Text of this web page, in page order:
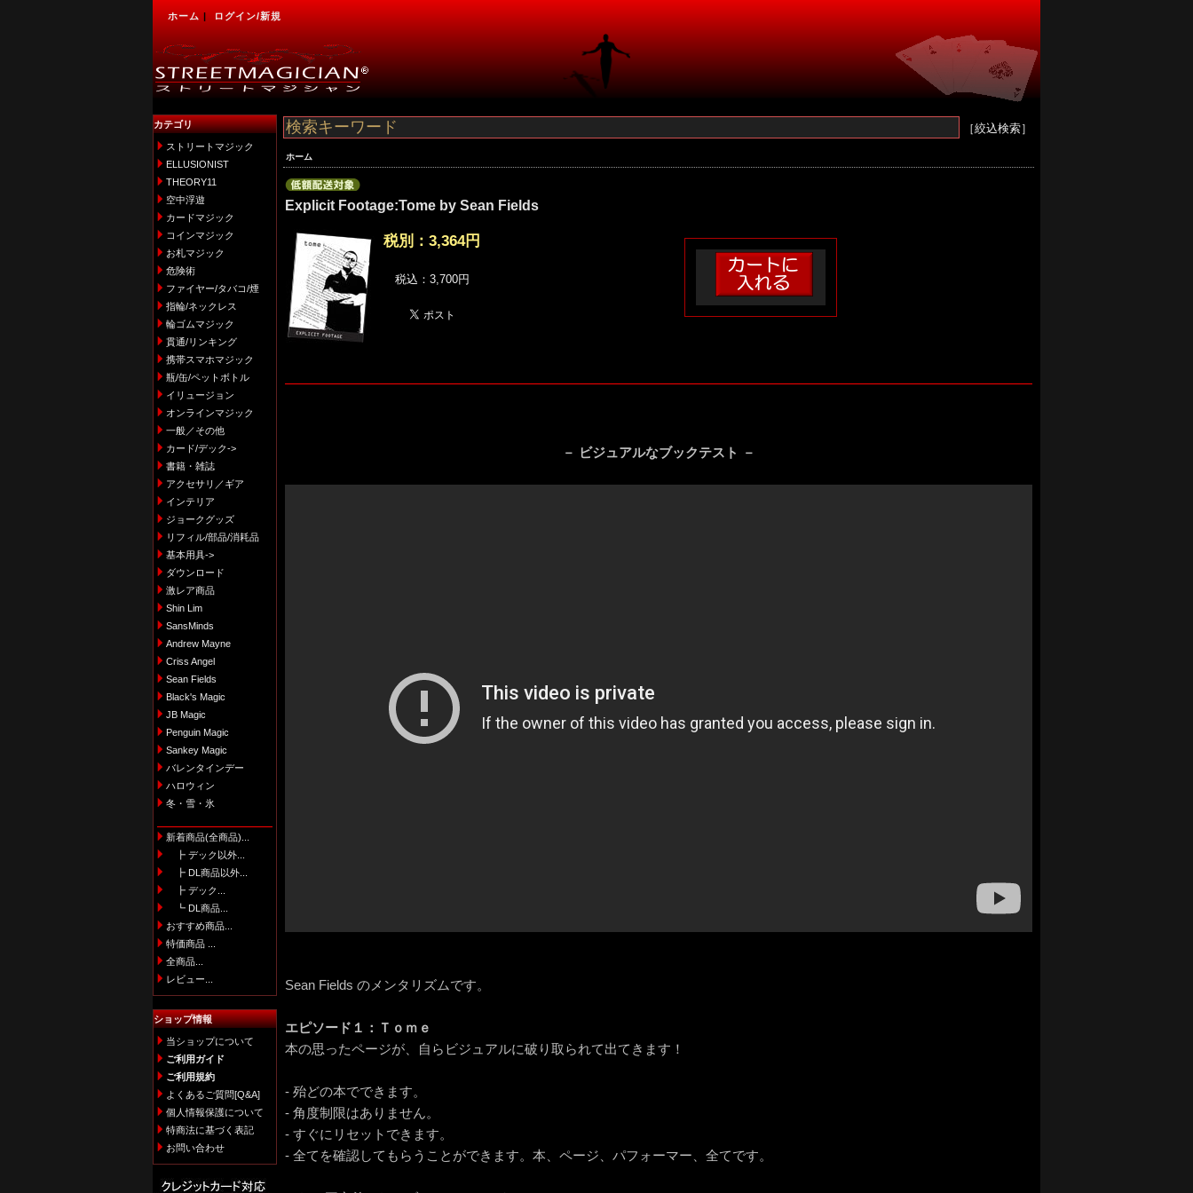
ホーム | ログイン/新規
カテゴリ
ストリートマジック
ELLUSIONIST
THEORY11
空中浮遊
カードマジック
コインマジック
お札マジック
危険術
ファイヤー/タバコ/煙
指輪/ネックレス
輪ゴムマジック
貫通/リンキング
携帯スマホマジック
瓶/缶/ペットボトル
イリュージョン
オンラインマジック
一般／その他
カード/デック->
書籍・雑誌
アクセサリ／ギア
インテリア
ジョークグッズ
リフィル/部品/消耗品
基本用具->
ダウンロード
激レア商品
Shin Lim
SansMinds
Andrew Mayne
Criss Angel
Sean Fields
Black's Magic
JB Magic
Penguin Magic
Sankey Magic
バレンタインデー
ハロウィン
冬・雪・氷
新着商品(全商品)...
┣ デック以外...
┣ DL商品以外...
┣ デック...
┗ DL商品...
おすすめ商品...
特価商品 ...
全商品...
レビュー...
ショップ情報
当ショップについて
ご利用ガイド
ご利用規約
よくあるご質問[Q&A]
個人情報保護について
特商法に基づく表記
お問い合わせ
［絞込検索］
ホーム
Explicit Footage:Tome by Sean Fields
税別： 3,364円
税込：3,700円
－ ビジュアルなブックテスト －
Sean Fields のメンタリズムです。
エピソード１：Ｔｏｍｅ
本の思ったページが、自らビジュアルに破り取られて出てきます！
- 殆どの本でできます。
- 角度制限はありません。
- すぐにリセットできます。
- 全てを確認してもらうことができます。本、ページ、パフォーマー、全てです。